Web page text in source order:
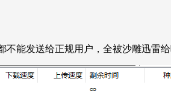
能发送给正规用户，全被沙雕迅雷